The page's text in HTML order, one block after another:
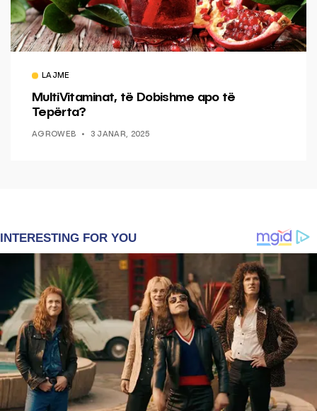
LAJME
MultiVitaminat, të Dobishme apo të
Tepërta?
AGROWEB 3 JANAR, 2025